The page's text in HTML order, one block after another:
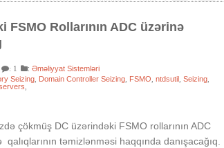
FSMO Rollarının ADC üzərinə
: 1 :Əməliyyat Sistemləri
Seizing Domain Controller Seizing FSMO ,ntdsutil ,Seizing
çökmüş DC üzərindəki FSMO rollarının ADC
təmizlənməsi haqqında danışacağıq.